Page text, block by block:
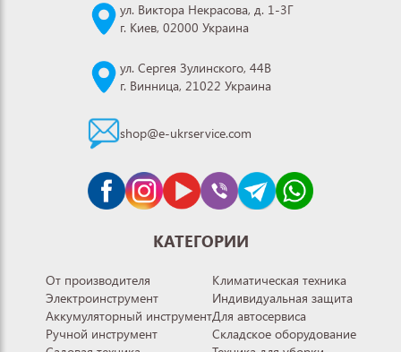
ул. Виктора Некрасова, д. 1-3Г
г. Киев, 02000 Украина
ул. Сергея Зулинского, 44В
г. Винница, 21022 Украина
shop@e-ukrservice.com
КАТЕГОРИИ
От производителя
Электроинструмент
Аккумуляторный инструмент
Ручной инструмент
Климатическая техника
Индивидуальная защита
Для автосервиса
Складское оборудование